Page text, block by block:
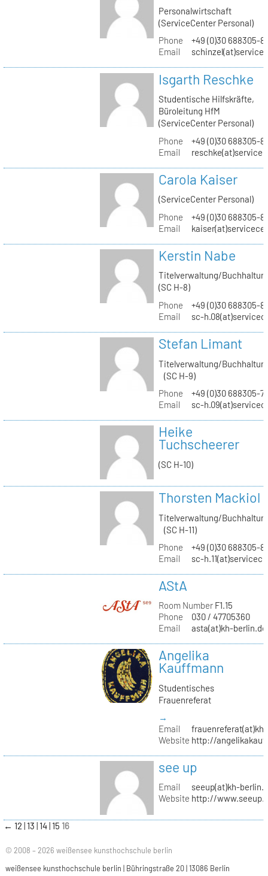
Personalwirtschaft
(ServiceCenter Personal)
Phone
+49 (0)30 688305-
Email
Isgarth Reschke
Studentische Hilfskräfte,
Büroleitung HfM
(ServiceCenter Personal)
Phone
+49 (0)30 688305-
Email
Carola Kaiser
(ServiceCenter Personal)
Phone
+49 (0)30 688305-
Email
Kerstin Nabe
Titelverwaltung/
(SC H-8)
Phone
+49 (0)30 688305-
Email
sc-
Stefan Limant
Titelverwaltung/
(SC H-9)
Phone
+49 (0)30 688305-
Email
sc-
Heike
Tuchscheerer
(SC H-10)
Thorsten Mackiol
Titelverwaltung/
(SC H-11)
Phone
+49 (0)30 688305-
Email
sc-
AStA
Room NumberF1.15
Phone
030 / 47705360
Email
asta(at)kh-berlin.de
Angelika
Kauffmann
Studentisches
Frauenreferat
→
Email
Website http://
see up
Email
seeup(at)kh-
Website http://
← 12 13 14 15 16
© 2008 – 2026 weißensee kunsthochschule berlin
weißensee kunsthochschule berlin | Bühringstraße 20 | 13086 Berlin